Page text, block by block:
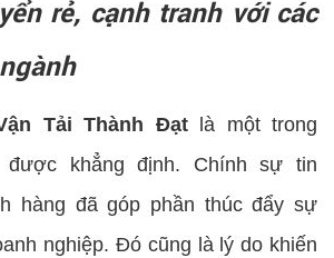
rẻ, cạnh tranh với các
Tải Thành Đạtlà một trong
được khẳng định. Chính sự tin
hàng đã góp phần thúc đẩy sự
nghiệp. Đó cũng là lý do khiến